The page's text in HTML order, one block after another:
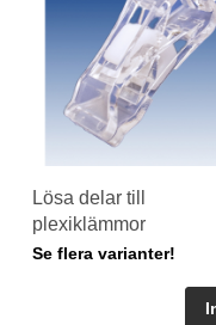
Lösa delar till
plexiklämmor
Se flera varianter!